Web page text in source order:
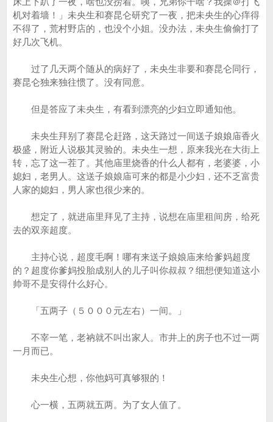
机对着墙！」未央生和赛昆仑研究了一夜，把未央生的心痒得
不得了，荒村野店的，也没个小姐。没办法，未央生偷偷打了
好几次飞机。
过了几天两个随从的病好了，未央生非要和赛昆仑同行，
赛昆仑独来独往惯了。没有同意。
但是答应了未央生，有看到漂亮的少妇立即通知他。
未央生拜别了赛昆仑赶路，这天路过一间送子娘娘庙香火
极盛，附近人说极其灵验的。未央生一想，原来我光在大街上
转，忘了这一茬了。其他庙里烧香的什么人都有，老婆婆，小
媳妇，老男人。这送子娘娘庙可来的都是小少妇，还不乏富贵
人家的媳妇，男人家也很少来的。
想定了，就进庙里拜见了主持，说想在庙里租间房，给死
去的双亲超度。
主持心说，超度毛啊！哪有来送子娘娘庙来给爹妈超度
的？超度你爹妈投胎成别人的儿子叫你叔叔？细想便知道这小
帅哥不是安得什么好心。
「五两子（５０００元左右）一间。」
不宰一笔，老衲就不叫出家人。市井上的房子也不过一两
一月而已。
未央生心想，你他妈可真够狠的！
心一横，五两就五两。为了女人值了。